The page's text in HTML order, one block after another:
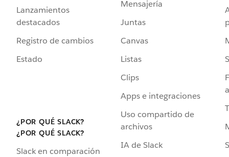
Lanzamientos
destacados
Registro de cambios
Estado
¿POR QUÉ SLACK?
¿POR QUÉ SLACK?
Slack en comparación
Mensajería
Juntas
Canvas
Listas
Clips
Apps e integraciones
Uso compartido de
archivos
IA de Slack